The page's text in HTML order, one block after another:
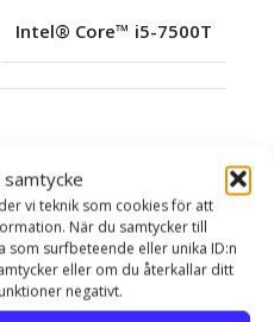
vi teknik som cookies för att
När du samtycker till
som surfbeteende eller unika ID:n
eller om du återkallar ditt
negativt.
Intel® Core™ i5-7500T
256 GB SSD